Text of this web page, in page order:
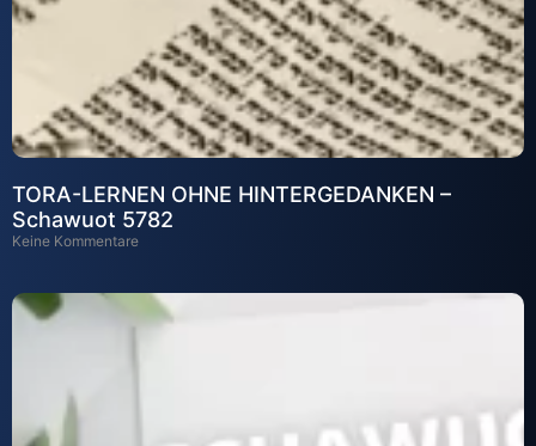
TORA-LERNEN OHNE HINTERGEDANKEN –
Schawuot 5782
Keine Kommentare